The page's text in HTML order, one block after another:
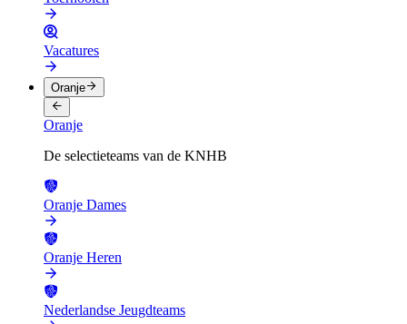
Vacatures
Oranje
Oranje
De selectieteams van de KNHB
Oranje Dames
Oranje Heren
Nederlandse Jeugdteams